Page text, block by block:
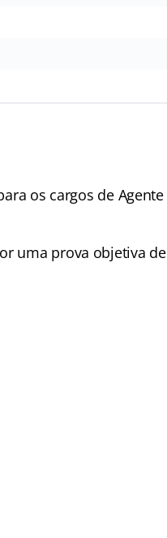
os cargos de Agente
uma prova objetiva de